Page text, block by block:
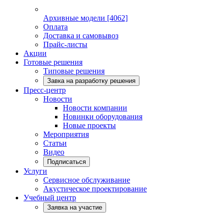
Архивные модели [4062]
Оплата
Доставка и самовывоз
Прайс-листы
Акции
Готовые решения
Типовые решения
Завка на разработку решения
Пресс-центр
Новости
Новости компании
Новинки оборудования
Новые проекты
Мероприятия
Статьи
Видео
Подписаться
Услуги
Сервисное обслуживание
Акустическое проектирование
Учебный центр
Заявка на участие